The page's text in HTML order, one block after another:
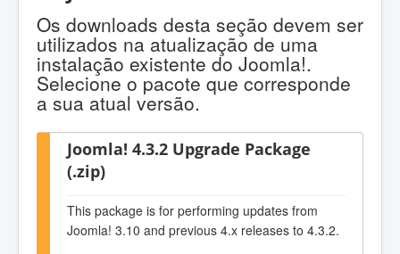
Os downloads desta seção devem ser
utilizados na atualização de uma
instalação existente do Joomla!.
Selecione o pacote que corresponde
a sua atual versão.
Joomla! 4.3.2 Upgrade Package
(.zip)
This package is for performing updates from
Joomla! 3.10 and previous 4.x releases to 4.3.2.